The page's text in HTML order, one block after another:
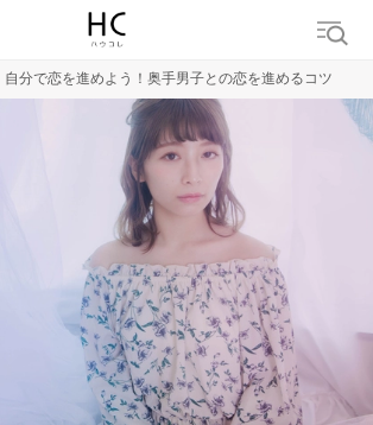
自分で恋を進めよう！奥手男子との恋を進めるコツ